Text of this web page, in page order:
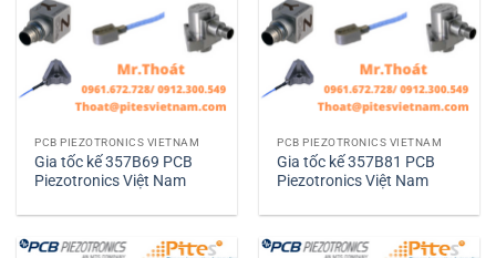
PCB PIEZOTRONICS VIETNAM
Gia tốc kế 357B69 PCB
Piezotronics Việt Nam
PCB PIEZOTRONICS VIETNAM
Gia tốc kế 357B81 PCB
Piezotronics Việt Nam